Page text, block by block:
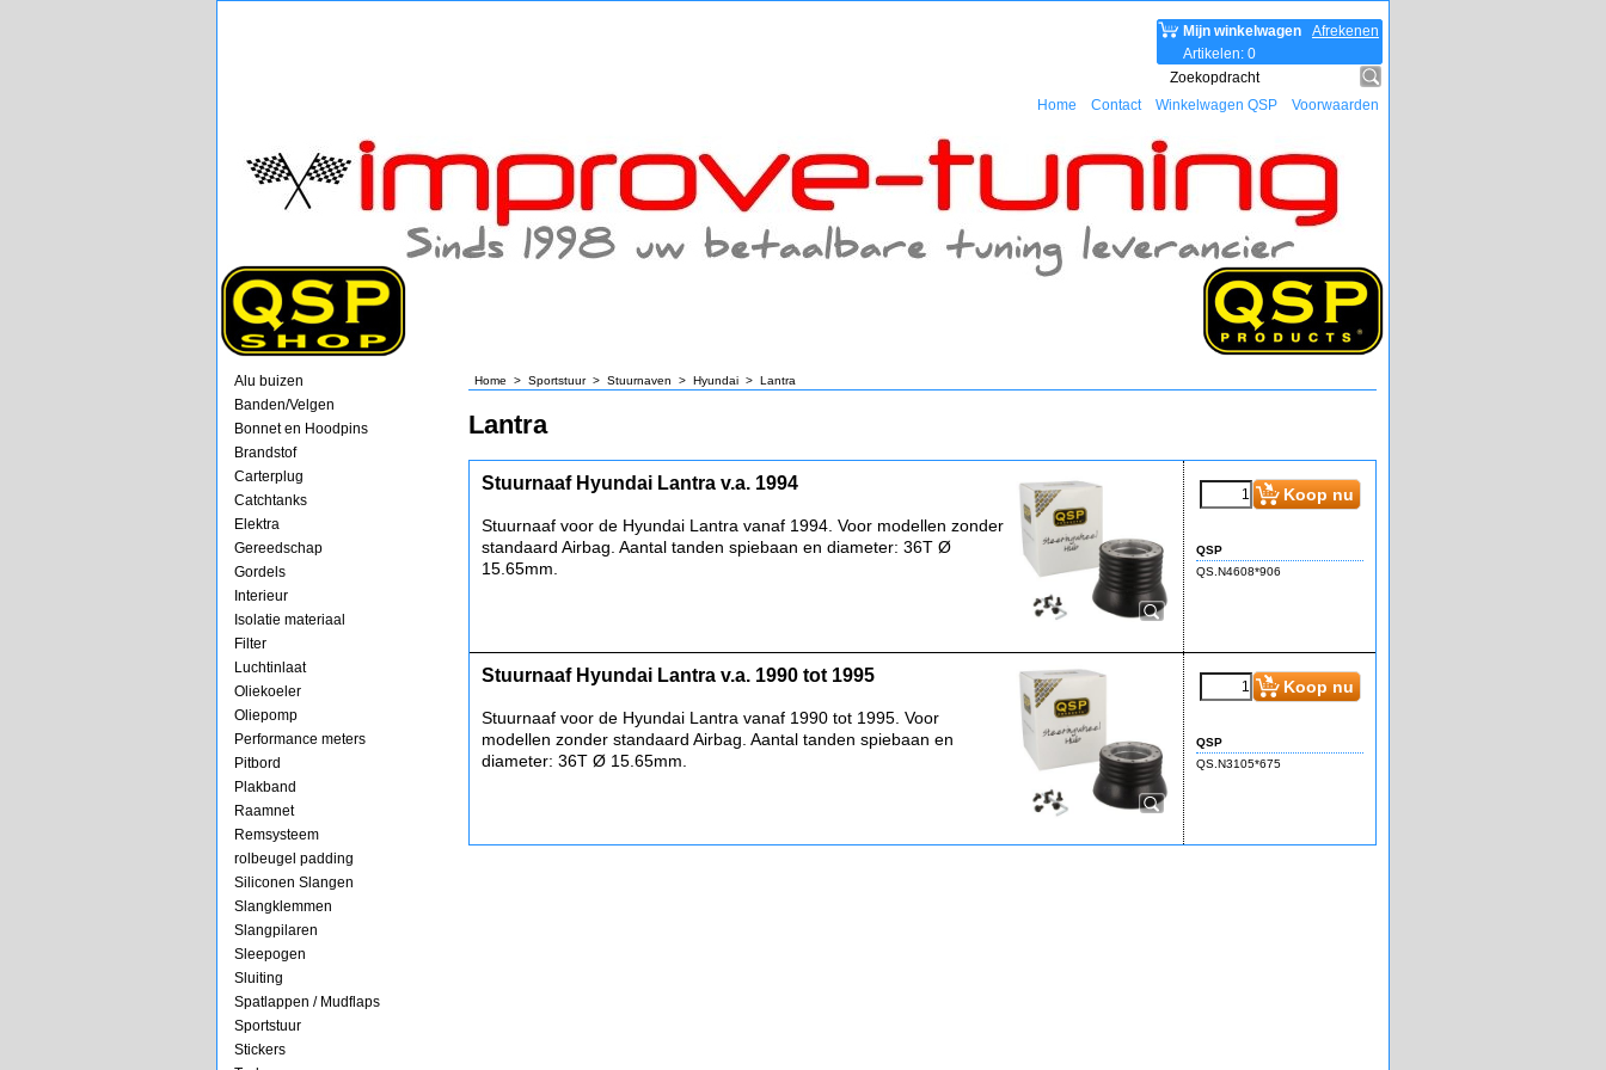
Afrekenen
Mijn winkelwagen
Artikelen: 0
Home Contact Winkelwagen QSP Voorwaarden
Alu buizen
Banden/Velgen
Bonnet en Hoodpins
Brandstof
Carterplug
Catchtanks
Elektra
Gereedschap
Gordels
Interieur
Isolatie materiaal
Filter
Luchtinlaat
Oliekoeler
Oliepomp
Performance meters
Pitbord
Plakband
Raamnet
Remsysteem
rolbeugel padding
Siliconen Slangen
Slangklemmen
Slangpilaren
Sleepogen
Sluiting
Spatlappen / Mudflaps
Sportstuur
Stickers
Home > Sportstuur> Stuurnaven > Hyundai > Lantra
Lantra
Koop nu
QSP
QS.N4608*906
Stuurnaaf Hyundai Lantra v.a. 1994
Stuurnaaf voor de Hyundai Lantra vanaf 1994. Voor modellen zonder
standaard Airbag. Aantal tanden spiebaan en diameter: 36T Ø
15.65mm.
Koop nu
QSP
QS.N3105*675
Stuurnaaf Hyundai Lantra v.a. 1990 tot 1995
Stuurnaaf voor de Hyundai Lantra vanaf 1990 tot 1995. Voor
modellen zonder standaard Airbag. Aantal tanden spiebaan en
diameter: 36T Ø 15.65mm.